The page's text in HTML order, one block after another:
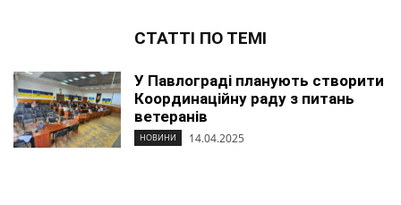
СТАТТІ ПО ТЕМІ
У Павлограді планують створити
Координаційну раду з питань
ветеранів
НОВИНИ 14.04.2025